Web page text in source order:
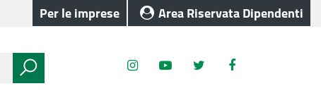
Per le imprese Area Riservata Dipendenti